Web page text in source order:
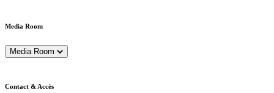
Media Room
Media Room
Contact & Accès